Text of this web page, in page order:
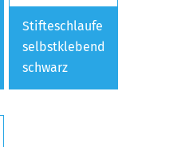
Stifteschlaufe
selbstklebend
schwarz